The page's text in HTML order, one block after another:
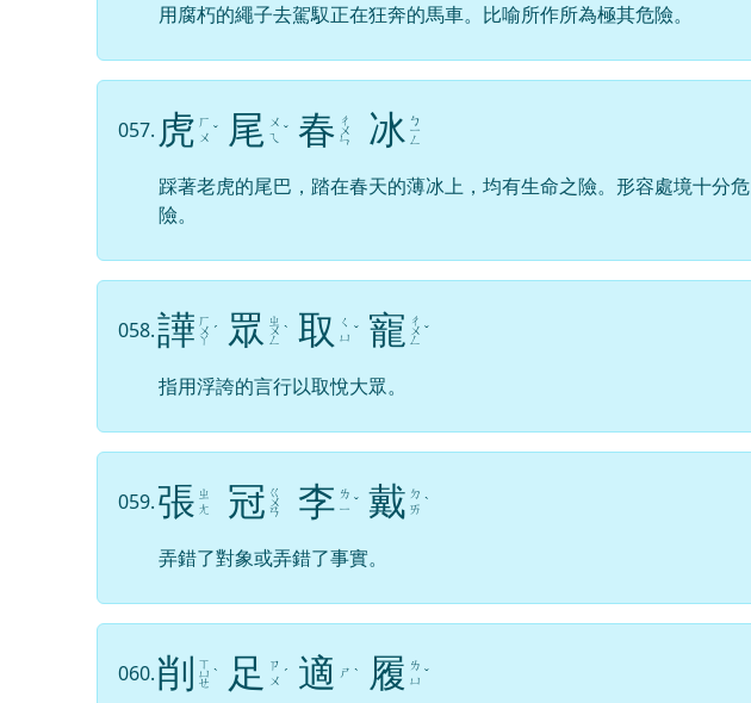
用腐朽的繩子去駕馭正在狂奔的馬車。比喻所作所為極其危險。
057. 虎 ㄏ
ㄨ ˇ 尾 ㄨ
ㄟ ˇ 春 ㄔ
ㄨ
ㄣ 冰 ㄅ
ㄧ
ㄥ
踩著老虎的尾巴，踏在春天的薄冰上，均有生命之險。形容處境十分危
險。
058.譁 ㄏ
ㄨ
ㄚ
ˊ 眾 ㄓ
ㄨ
ㄥ
ˋ 取
ㄑ
ㄩ ˇ 寵 ㄔ
ㄨ
ㄥ
ˇ
指用浮誇的言行以取悅大眾。
059.張 ㄓ
ㄤ
冠 ㄍ
ㄨ
ㄢ 李 ㄌ
ㄧ ˇ 戴 ㄉ
ㄞ ˋ
弄錯了對象或弄錯了事實。
060.削 ㄒ
ㄩ
ㄝ
ˋ 足
ㄗ
ㄨ ˊ 適 ㄕ ˋ 履 ㄌ
ㄩ ˇ